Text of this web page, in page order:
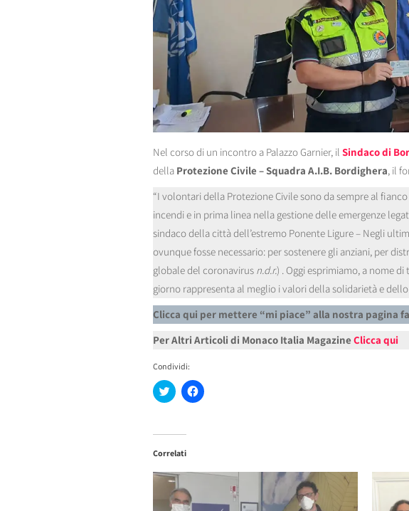
Nel corso di un incontro a Palazzo Garnier, il Sindaco di
della Protezione Civile – Squadra A.I.B. Bordighera, il
“I volontari della Protezione Civile sono da sempre al
incendi e in prima linea nella gestione delle emergenze
sindaco della città dell’estremo Ponente Ligure – Negli
ovunque fosse necessario: per sostenere gli anziani, per
globale del coronavirus n.d.r.) . Oggi esprimiamo, a nome
giorno rappresenta al meglio i valori della solidarietà e
Clicca qui per mettere “mi piace” alla nostra pagina
Per Altri Articoli di Monaco Italia Magazine Clicca qui
Condividi:
Fai
clic
su
(Si
in
una
nuova
finestra)
Fai
clic
una
finestra)
Correlati